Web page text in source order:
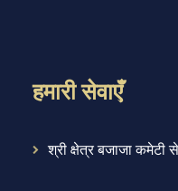
हमारी सेवाएँ
श्री क्षेत्र बजाजा कमेटी